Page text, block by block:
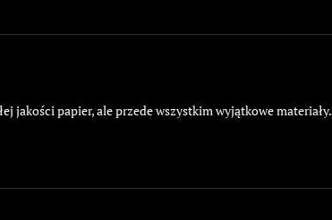
jakości papier, ale przede wszystkim wyjątkowe materiały.